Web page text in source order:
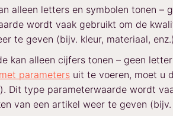
alleen letters en symbolen tonen –
wordt vaak gebruikt om de
te geven (bijv. kleur, materiaal,
kan alleen cijfers tonen – geen
parameters uit te voeren, moet u
Dit type parameterwaarde wordt
van een artikel weer te geven